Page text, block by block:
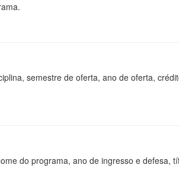
semestre de oferta, ano de oferta,
do programa, ano de ingresso e defesa,